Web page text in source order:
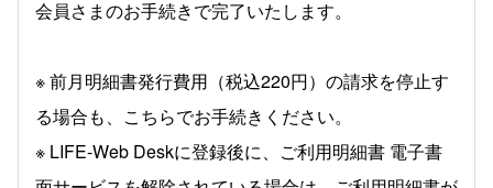
会員さまのお手続きで完了いたします。
※ 前月明細書発行費用（税込220円）の請求を停止す
る場合も、こちらでお手続きください。
※ LIFE-Web Deskに登録後に、ご利用明細書 電子書